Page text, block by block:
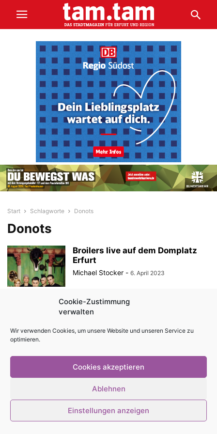
Cookie-Zustimmung
verwalten
Wir verwenden Cookies, um unsere Website und unseren Service zu
optimieren.
Cookies akzeptieren
Ablehnen
Einstellungen anzeigen
Start Schlagworte Donots
Donots
Broilers live auf dem Domplatz
Erfurt
Michael Stocker - 6. April 2023
© Stadtmagazin tam.tam 2026